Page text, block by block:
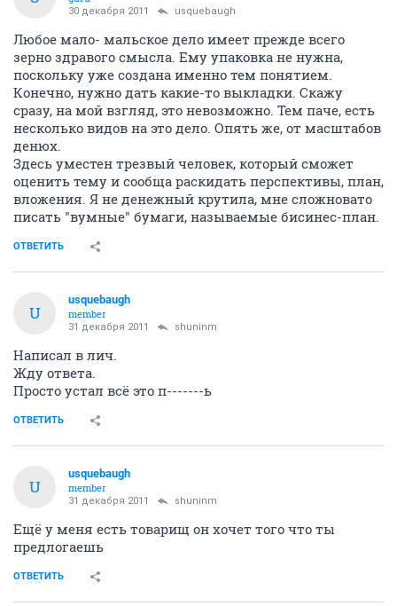
30 декабря 2011 usquebaugh
Любое мало- мальское дело имеет прежде всего
зерно здравого смысла. Ему упаковка не нужна,
поскольку уже создана именно тем понятием.
Конечно, нужно дать какие-то выкладки. Скажу
сразу, на мой взгляд, это невозможно. Тем паче, есть
несколько видов на это дело. Опять же, от масштабов
денюх.
Здесь уместен трезвый человек, который сможет
оценить тему и сообща раскидать перспективы, план,
вложения. Я не денежный крутила, мне сложновато
писать "вумные" бумаги, называемые бисинес-план.
ОТВЕТИТЬ
U
usquebaugh
member
31 декабря 2011 shuninm
Написал в лич.
Жду ответа.
Просто устал всё это п-------ь
ОТВЕТИТЬ
U
usquebaugh
member
31 декабря 2011 shuninm
Ещё у меня есть товарищ он хочет того что ты
предлогаешь
ОТВЕТИТЬ